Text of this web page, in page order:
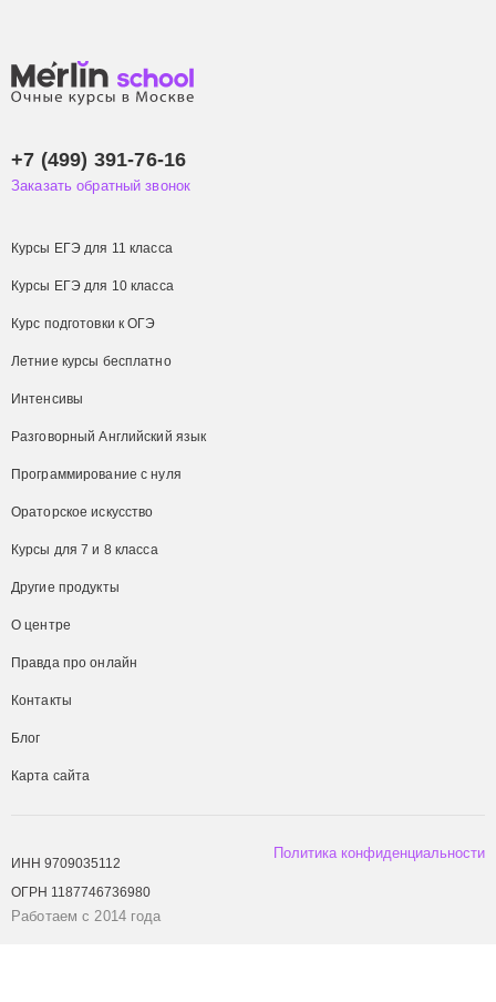
Курсы ЕГЭ для 11 класса
Курсы ЕГЭ для 10 класса
Курс подготовки к ОГЭ
Летние курсы бесплатно
Интенсивы
Разговорный Английский язык
Программирование с нуля
Ораторское искусство
Курсы для 7 и 8 класса
Другие продукты
О центре
Правда про онлайн
Контакты
Блог
Карта сайта
+7 (499) 391-76-16
Заказать обратный звонок
Работаем с 2014 года
ИНН 9709035112
ОГРН 1187746736980
Политика конфиденциальности